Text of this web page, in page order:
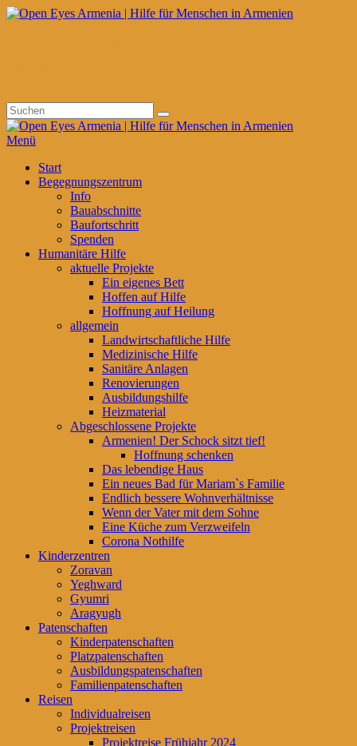
Zum
Suchen
nach:
Suchen
Menü
Primäres
Menü
Start
Begegnungszentrum
Info
Bauabschnitte
Baufortschritt
Spenden
Humanitäre Hilfe
aktuelle Projekte
Ein eigenes Bett
Hoffen auf Hilfe
Hoffnung auf Heilung
allgemein
Landwirtschaftliche Hilfe
Medizinische Hilfe
Sanitäre Anlagen
Renovierungen
Ausbildungshilfe
Heizmaterial
Abgeschlossene Projekte
Armenien! Der Schock sitzt tief!
Hoffnung schenken
Das lebendige Haus
Ein neues Bad für Mariam`s Familie
Endlich bessere Wohnverhältnisse
Wenn der Vater mit dem Sohne
Eine Küche zum Verzweifeln
Corona Nothilfe
Kinderzentren
Zoravan
Yeghward
Gyumri
Aragyugh
Patenschaften
Kinderpatenschaften
Platzpatenschaften
Ausbildungspatenschaften
Familienpatenschaften
Reisen
Individualreisen
Projektreisen
Projektreise Frühjahr 2024